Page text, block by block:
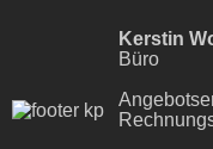
Kerstin
Büro